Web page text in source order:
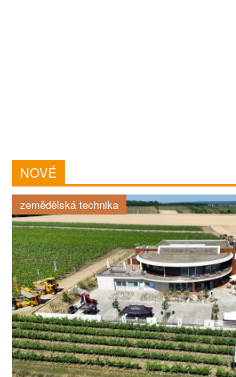
NOVÉ
zemědělská technika